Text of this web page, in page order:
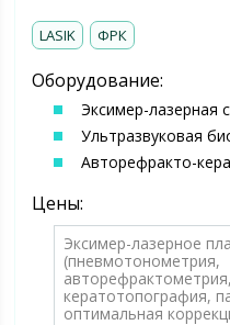
LASIK ФРК
Оборудование:
Эксимер-лазерная
Ультразвуковая
Авторефракто-
Цены:
Эксимер-лазерное
(пневмотонометрия,
кератотопография,
оптимальная